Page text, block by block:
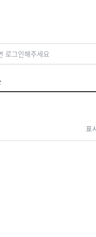
로그인해주세요
표